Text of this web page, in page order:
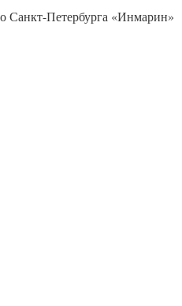
Санкт-Петербурга «Инмарин»